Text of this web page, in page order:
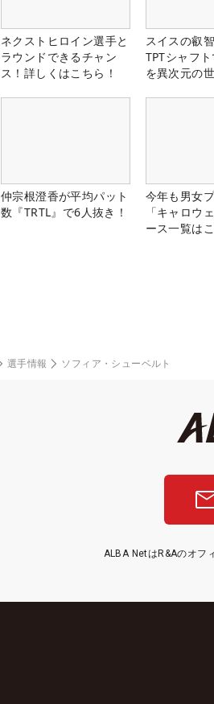
ネクストヒロイン選手と
ラウンドできるチャン
ス！詳しくはこちら！
スイスの叡
TPTシャフ
を異次元の
仲宗根澄香が平均パット
数『TRTL』で6人抜き！
今年も男女
「キャロウ
ース一覧は
選手情報 ソフィア・シューベルト
ALBA NetはR&Aのオフ